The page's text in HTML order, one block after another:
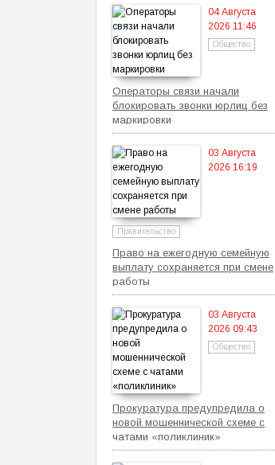
04 Августа
2026 11:46
Общество
Операторы связи начали
блокировать звонки юрлиц без
маркировки
03 Августа
2026 16:19
Правительство
Право на ежегодную семейную
выплату сохраняется при смене
работы
03 Августа
2026 09:43
Общество
Прокуратура предупредила о
новой мошеннической схеме с
чатами «поликлиник»